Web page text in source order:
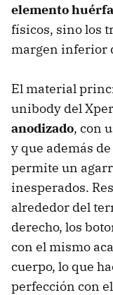
elemento
físicos, sino los
margen inferior
El material
unibody del
anodizado, con
y que además
permite un
inesperados.
alrededor del
derecho, los
con el mismo
cuerpo, lo que
perfección con